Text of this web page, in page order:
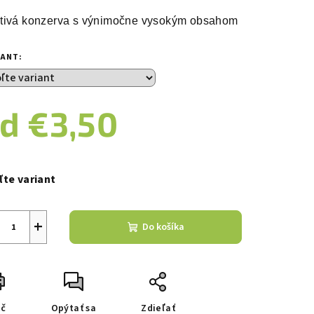
konzerva s výnimočne vysokým obsahom hovädzieho
€3,50
variant
+ Do košíka
Opýtať sa Zdieľať